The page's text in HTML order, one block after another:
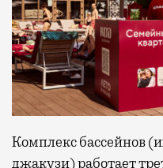
Комплекс бассейнов
джакузи) работает